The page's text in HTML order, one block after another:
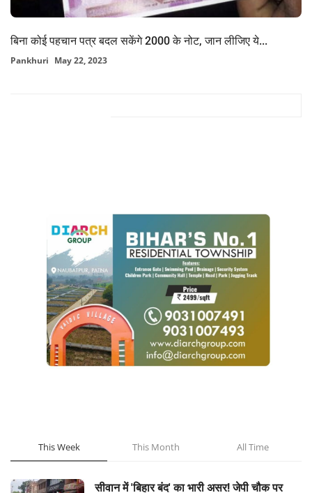
बिना कोई पहचान पत्र बदल सकेंगे 2000 के नोट, जान लीजिए ये...
Pankhuri May 22, 2023
This Week This Month All Time
सीवान में 'बिहार बंद' का भारी असर! जेपी चौक पर